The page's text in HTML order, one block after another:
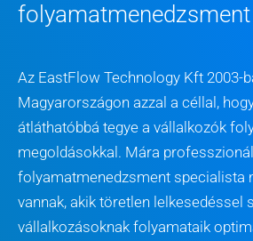
Az EastFlow Technology Kft 2003-
Magyarországon azzal a céllal,
átláthatóbbá tegye a vállalkozók
megoldásokkal. Mára
folyamatmenedzsment specialista
vannak, akik töretlen lelkesedéssel
vállalkozásoknak folyamataik